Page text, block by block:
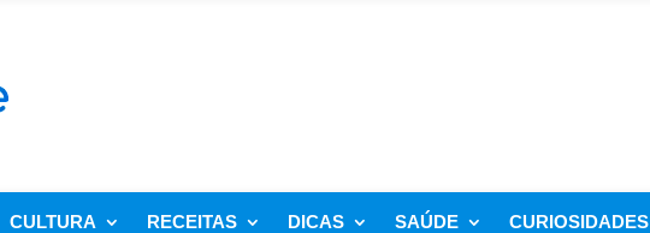
CULTURA RECEITAS DICAS SAÚDE CURIOSIDADES